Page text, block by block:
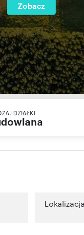
Zobacz
DZIAŁKI
Lokalizacja